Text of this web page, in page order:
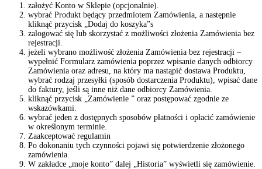
założyć Konto w Sklepie (opcjonalnie).
wybrać Produkt będący przedmiotem Zamówienia, a następnie
kliknąć przycisk „Dodaj do koszyka”s
zalogować się lub skorzystać z możliwości złożenia Zamówienia bez
rejestracji.
jeżeli wybrano możliwość złożenia Zamówienia bez rejestracji –
wypełnić Formularz zamówienia poprzez wpisanie danych odbiorcy
Zamówienia oraz adresu, na który ma nastąpić dostawa Produktu,
wybrać rodzaj przesyłki (sposób dostarczenia Produktu), wpisać dane
do faktury, jeśli są inne niż dane odbiorcy Zamówienia.
kliknąć przycisk „Zamówienie ” oraz postępować zgodnie ze
wskazówkami.
wybrać jeden z dostępnych sposobów płatności i opłacić zamówienie
w określonym terminie.
Zaakceptować regulamin
Po dokonaniu tych czynności pojawi się potwierdzenie złożonego
zamówienia.
W zakładce „moje konto” dalej „Historia” wyświetli się zamówienie.